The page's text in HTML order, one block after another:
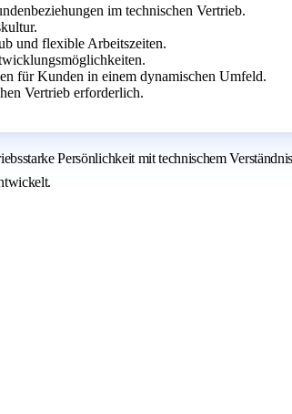
im technischen Vertrieb.
und flexible Arbeitszeiten.
für Kunden in einem dynamischen Umfeld.
Vertrieb erforderlich.
Persönlichkeit mit technischem